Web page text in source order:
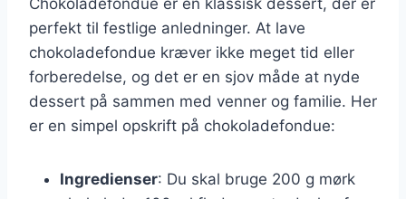
perfekt til festlige anledninger. At lave
chokoladefondue kræver ikke meget tid eller
forberedelse, og det er en sjov måde at nyde
dessert på sammen med venner og familie. Her
er en simpel opskrift på chokoladefondue:
Ingredienser: Du skal bruge 200 g mørk